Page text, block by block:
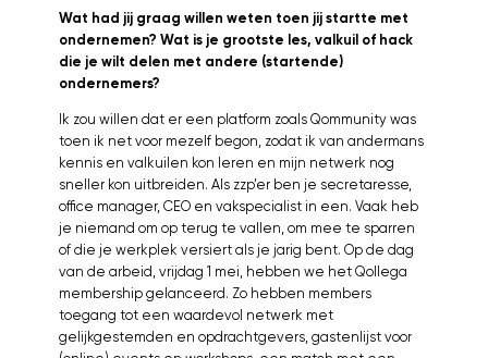
Wat had jij graag willen weten toen jij startte met
ondernemen? Wat is je grootste les, valkuil of hack
die je wilt delen met andere (startende)
ondernemers?
Ik zou willen dat er een platform zoals Qommunity was
toen ik net voor mezelf begon, zodat ik van andermans
kennis en valkuilen kon leren en mijn netwerk nog
sneller kon uitbreiden. Als zzp’er ben je secretaresse,
office manager, CEO en vakspecialist in een. Vaak heb
je niemand om op terug te vallen, om mee te sparren
of die je werkplek versiert als je jarig bent. Op de dag
van de arbeid, vrijdag 1 mei, hebben we het Qollega
membership gelanceerd. Zo hebben members
toegang tot een waardevol netwerk met
gelijkgestemden en opdrachtgevers, gastenlijst voor